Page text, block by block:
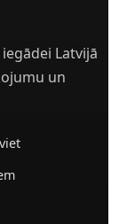
Latvijā
un